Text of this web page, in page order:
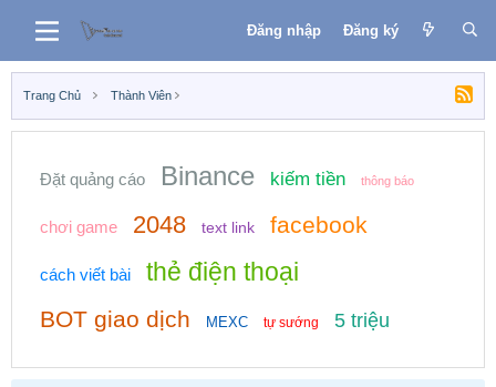
Đăng nhập Đăng ký
Trang Chủ Thành Viên
Đặt quảng cáo Binance kiếm tiền thông báo
chơi game 2048 text link facebook
cách viết bài thẻ điện thoại
BOT giao dịch MEXC tự sướng 5 triệu